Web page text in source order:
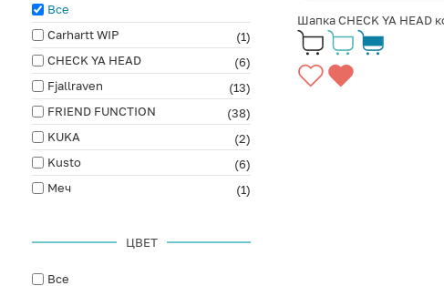
Шапка CHECK YA HEAD
Все
Carhartt WIP
(1)
CHECK YA HEAD
(6)
Fjallraven
(13)
FRIEND FUNCTION
(38)
KUKA
(2)
Kusto
(6)
Меч
(1)
ЦВЕТ
Все